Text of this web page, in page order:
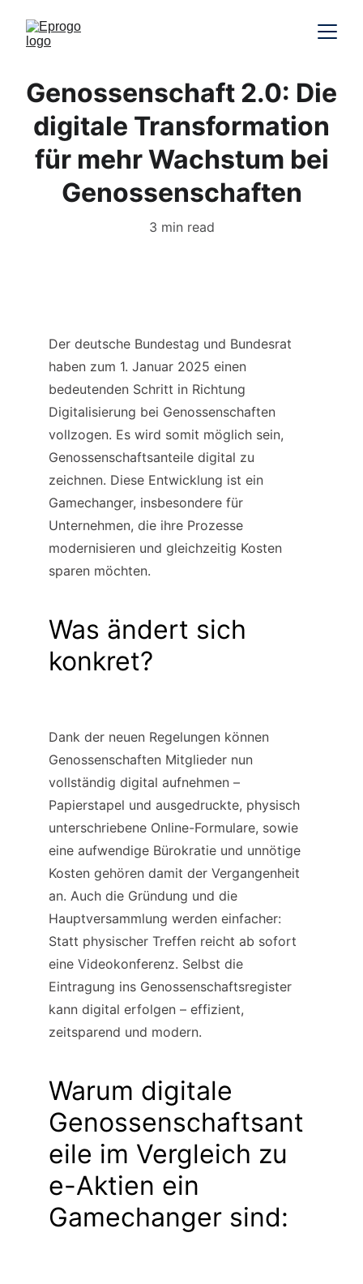
Genossenschaft 2.0: Die
digitale Transformation
für mehr Wachstum bei
Genossenschaften
3 min read
Der deutsche Bundestag und Bundesrat
haben zum 1. Januar 2025 einen
bedeutenden Schritt in Richtung
Digitalisierung bei Genossenschaften
vollzogen. Es wird somit möglich sein,
Genossenschaftsanteile digital zu
zeichnen. Diese Entwicklung ist ein
Gamechanger, insbesondere für
Unternehmen, die ihre Prozesse
modernisieren und gleichzeitig Kosten
sparen möchten.
Was ändert sich
konkret?
Dank der neuen Regelungen können
Genossenschaften Mitglieder nun
vollständig digital aufnehmen –
Papierstapel und ausgedruckte, physisch
unterschriebene Online-Formulare, sowie
eine aufwendige Bürokratie und unnötige
Kosten gehören damit der Vergangenheit
an. Auch die Gründung und die
Hauptversammlung werden einfacher:
Statt physischer Treffen reicht ab sofort
eine Videokonferenz. Selbst die
Eintragung ins Genossenschaftsregister
kann digital erfolgen – effizient,
zeitsparend und modern.
Warum digitale
Genossenschaftsant
eile im Vergleich zu
e-Aktien ein
Gamechanger sind: